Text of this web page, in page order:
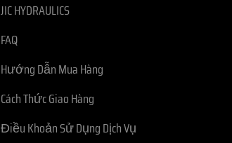
JIC HYDRAULICS
FAQ
Hướng Dẫn Mua Hàng
Cách Thức Giao Hàng
Điều Khoản Sử Dụng Dịch Vụ